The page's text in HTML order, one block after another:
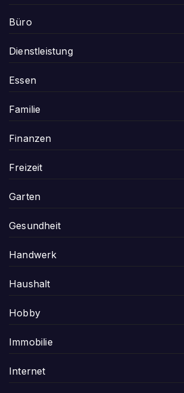
Büro
Dienstleistung
Essen
Familie
Finanzen
Freizeit
Garten
Gesundheit
Handwerk
Haushalt
Hobby
Immobilie
Internet